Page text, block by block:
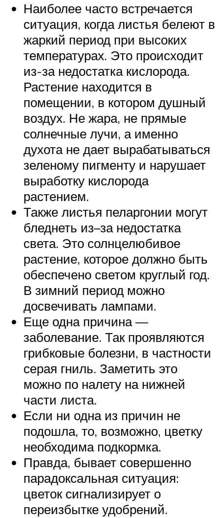
Наиболее часто встречается
ситуация, когда листья белеют в
жаркий период при высоких
температурах. Это происходит
из-за недостатка кислорода.
Растение находится в
помещении, в котором душный
воздух. Не жара, не прямые
солнечные лучи, а именно
духота не дает вырабатываться
зеленому пигменту и нарушает
выработку кислорода
растением.
Также листья пеларгонии могут
бледнеть из–за недостатка
света. Это солнцелюбивое
растение, которое должно быть
обеспечено светом круглый год.
В зимний период можно
досвечивать лампами.
Еще одна причина —
заболевание. Так проявляются
грибковые болезни, в частности
серая гниль. Заметить это
можно по налету на нижней
части листа.
Если ни одна из причин не
подошла, то, возможно, цветку
необходима подкормка.
Правда, бывает совершенно
парадоксальная ситуация:
цветок сигнализирует о
переизбытке удобрений.